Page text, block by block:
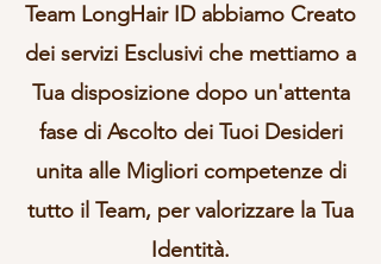
Team LongHair ID abbiamo Creato
dei servizi Esclusivi che mettiamo a
Tua disposizione dopo un'attenta
fase di Ascolto dei Tuoi Desideri
unita alle Migliori competenze di
tutto il Team, per valorizzare la Tua
Identità.